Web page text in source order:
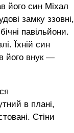
його син Міхал
замку ззовні,
павільйони.
Їхній син
його внук —
в плані,
Стіни